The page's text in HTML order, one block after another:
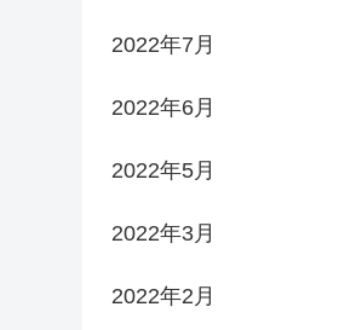
2022年7月
2022年6月
2022年5月
2022年3月
2022年2月